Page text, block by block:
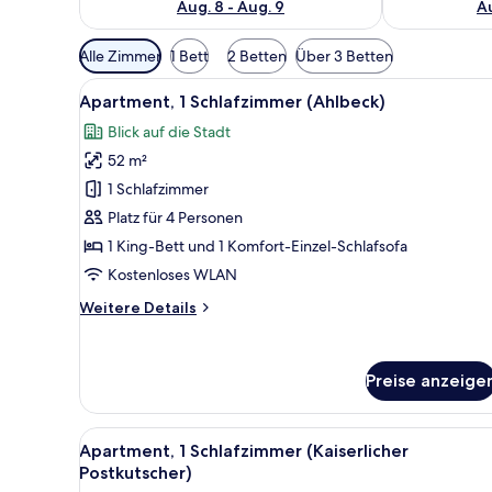
Aug. 8 - Aug. 9
Verfügbare
Filter
für
Zimmer
Alle Zimmer 1 Bett 2 Betten Über 3 Betten
Alle
Fotos
für
Apartment,
Schlafzimmer
(Ahlbeck)
anzeigen
Ein Schlafzimmer mit
5
Apartment, 1 Schlafzimmer (Ahlbeck)
Blick auf die Stadt
52 m²
1 Schlafzimmer
Platz für 4 Personen
1 King-Bett und 1 Komfort-Einzel-Schlafsofa
Kostenloses WLAN
Weitere Details
Weitere
Schlafzimmer
(Ahlbeck)
Preise
Alle
Fotos
Ein Hotelzimmer mit Bett,
5
Apartment, 1 Schlafzimmer (Kaiserlicher
Postkutscher)